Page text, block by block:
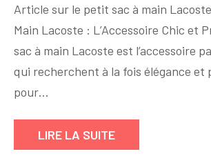
Chic
Incontournable
Le
à
Main
Article sur le petit sac à main
Main Lacoste : L’Accessoire Chic et
sac à main Lacoste est l’accessoire
qui recherchent à la fois élégance et
pour…
LIRE LA SUITE